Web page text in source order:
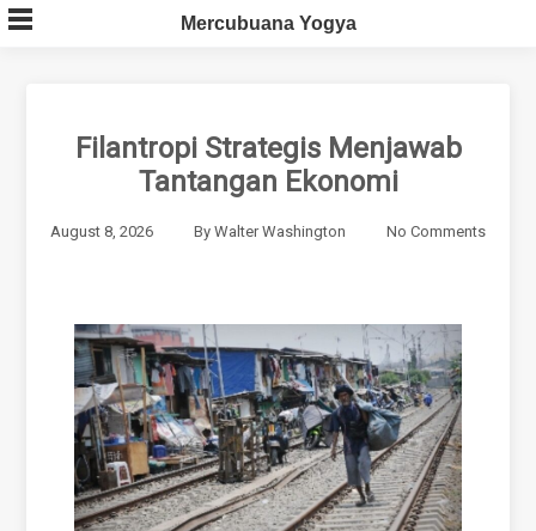
Skip
to
Mercubuana Yogya
Filantropi Strategis Menjawab
Tantangan Ekonomi
August 8, 2026 By Walter Washington No Comments